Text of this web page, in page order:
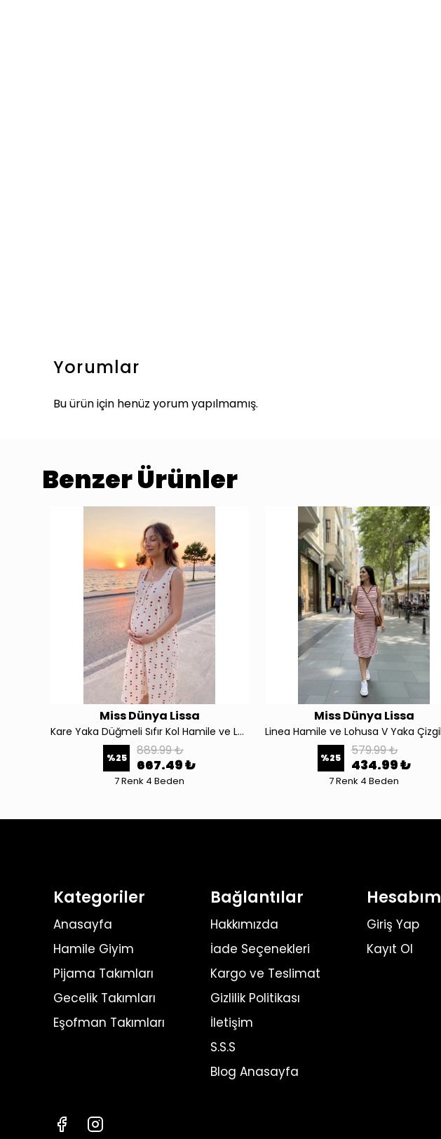
Yorumlar
Bu ürün için henüz yorum yapılmamış.
Benzer Ürünler
Miss Dünya Lissa
Kare Yaka Düğmeli Sıfır Kol Hamile ve Lohusa Dokuma Elbise 4577
%25 889.99 ₺
667.49 ₺
7 Renk 4 Beden
Miss Dünya Lissa
%25 579.99 ₺
434.99 ₺
7 Renk 4 Beden
Kategoriler
Anasayfa
Hamile Giyim
Pijama Takımları
Gecelik Takımları
Eşofman Takımları
Bağlantılar
Hakkımızda
İade Seçenekleri
Kargo ve Teslimat
Gizlilik Politikası
İletişim
S.S.S
Blog Anasayfa
Hesabım
Giriş Yap
Kayıt Ol